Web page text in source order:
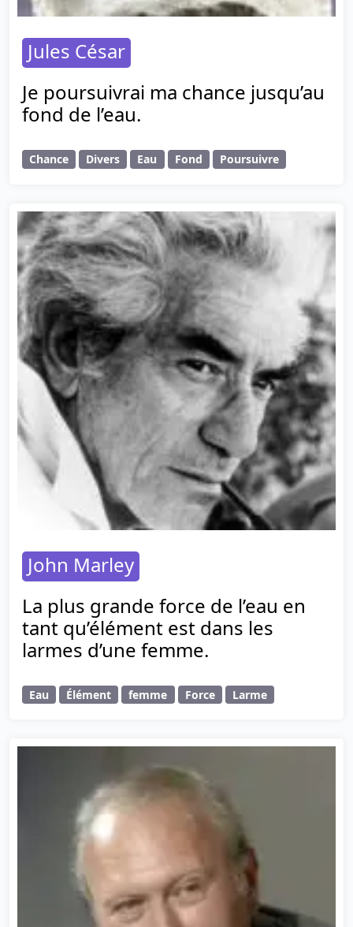
Jules César
Je poursuivrai ma chance jusqu’au
fond de l’eau.
Chance Divers Eau Fond Poursuivre
John Marley
La plus grande force de l’eau en
tant qu’élément est dans les
larmes d’une femme.
Eau Élément femme Force Larme